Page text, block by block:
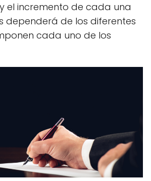
el incremento de cada una
dependerá de los diferentes
cada uno de los